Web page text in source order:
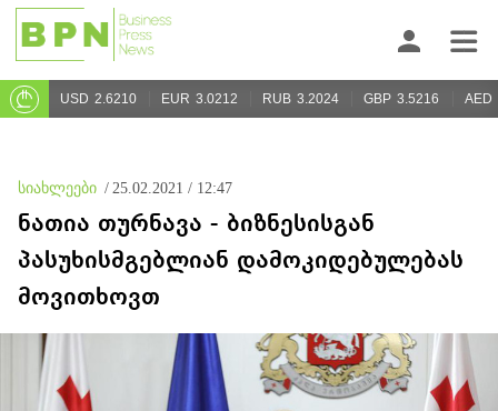
USD 2.6210 EUR 3.0212 RUB 3.2024 GBP 3.5216 AED
სიახლეები / 25.02.2021 / 12:47
ნათია თურნავა - ბიზნესისგან
პასუხისმგებლიან დამოკიდებულებას
მოვითხოვთ